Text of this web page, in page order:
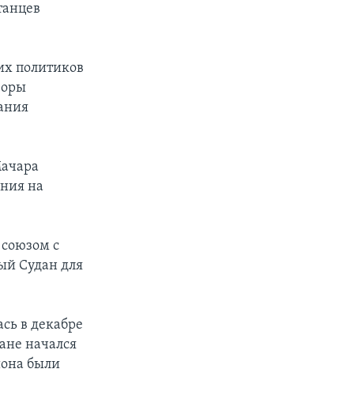
политиков
на
с
Судан для
в декабре
начался
были